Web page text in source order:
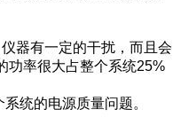
器有一定的干扰，而且会
功率很大占整个系统25%
统的电源质量问题。